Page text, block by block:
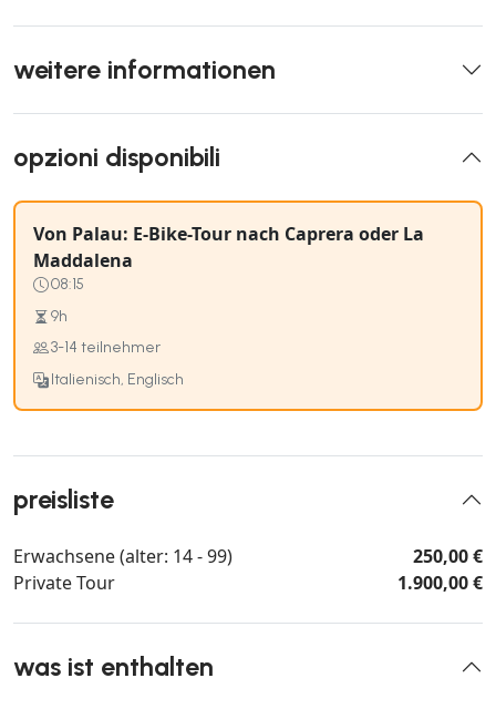
weitere informationen
opzioni disponibili
Von Palau: E-Bike-Tour nach Caprera oder La
Maddalena
08:15
9h
3-14 teilnehmer
Italienisch, Englisch
preisliste
Erwachsene (alter: 14 - 99)
250,00 €
Private Tour
1.900,00 €
was ist enthalten